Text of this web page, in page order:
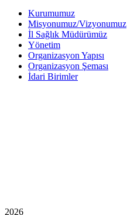
Kurumumuz
Misyonumuz/Vizyonumuz
İl Sağlık Müdürümüz
Yönetim
Organizasyon Yapısı
Organizasyon Şeması
İdari Birimler
2026